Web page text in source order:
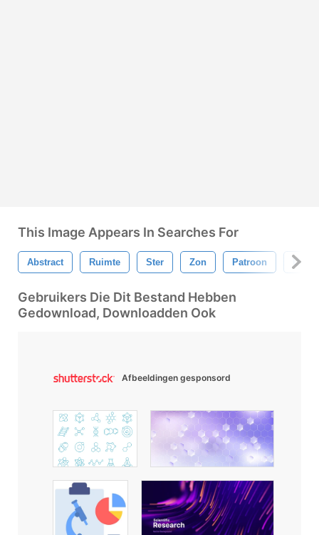
This Image Appears In Searches For
Abstract Ruimte Ster Zon Patroon
Gebruikers Die Dit Bestand Hebben
Gedownload, Downloadden Ook
Afbeeldingen gesponsord